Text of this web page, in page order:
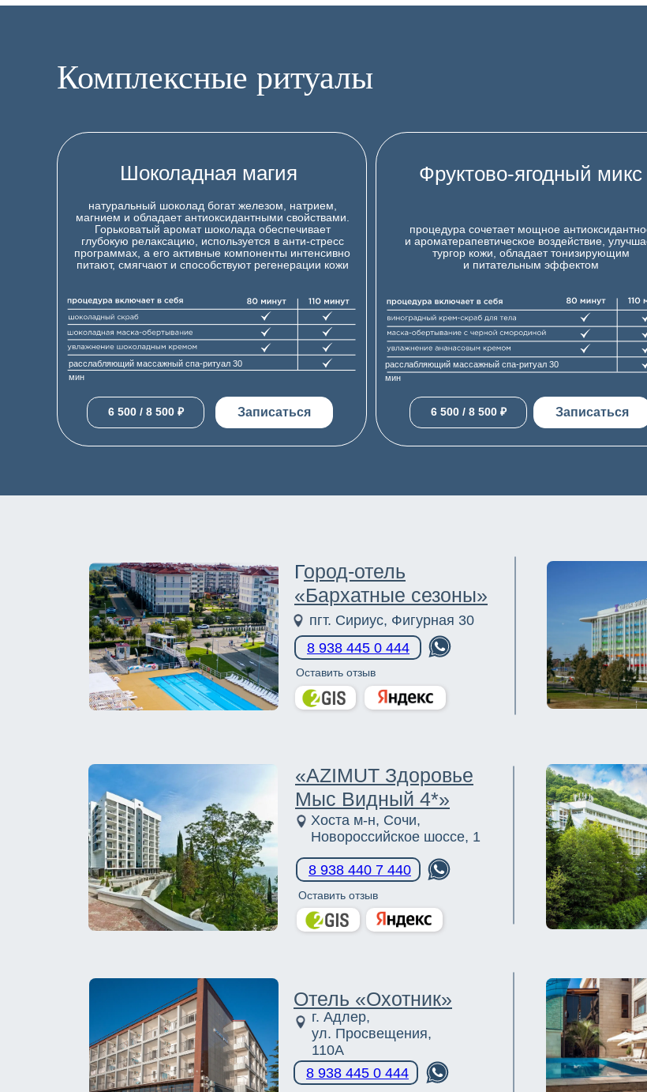
6 500 / 8 500 ₽ Записаться 6 500 / 8 500 ₽ Записаться
натуральный шоколад богат железом, натрием,
магнием и обладает антиоксидантными свойствами.
Горьковатый аромат шоколада обеспечивает
глубокую релаксацию, используется в анти-стресс
программах, а его активные компоненты интенсивно
питают, смягчают и способствуют регенерации кожи
Шоколадная магия Фруктово-ягодный микс
процедура сочетает мощное
и ароматерапевтическое воздействие,
тургор кожи, обладает тонизирующим
и питательным эффектом
расслабляющий массажный спа-ритуал 30
мин
расслабляющий массажный спа-ритуал 30
мин
Комплексные ритуалы
Оставить отзыв
8 938 445 0 444
Город-отель
«Бархатные сезоны»
пгт. Сириус, Фигурная 30
Хоста м-н, Сочи,
Новороссийское шоссе, 1
Оставить отзыв
8 938 440 7 440
«AZIMUT Здоровье
Мыс Видный 4*»
8 938 445 0 444
Отель «Охотник»
г. Адлер,
ул. Просвещения,
110А